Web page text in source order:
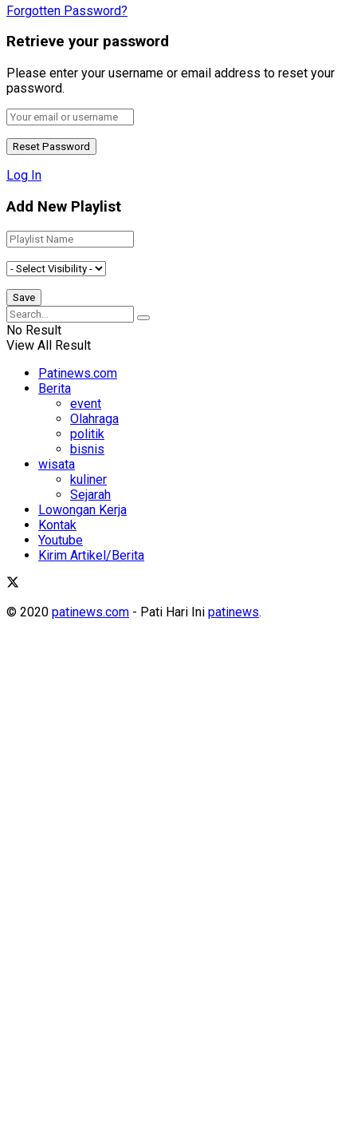
Forgotten Password?
Retrieve your password
Please enter your username or email address to reset your
password.
Log In
Add New Playlist
No Result
View All Result
Patinews.com
Berita
event
Olahraga
politik
bisnis
wisata
kuliner
Sejarah
Lowongan Kerja
Kontak
Youtube
Kirim Artikel/Berita
© 2020 patinews.com - Pati Hari Ini patinews.